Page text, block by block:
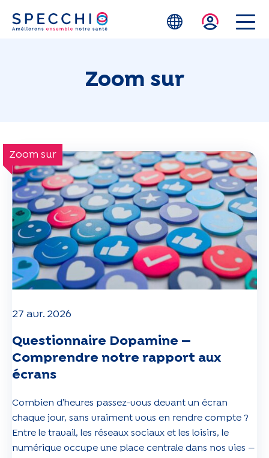
Skip to main content
Zoom sur
Zoom sur
27 avr. 2026
Questionnaire Dopamine —
Comprendre notre rapport aux
écrans
Combien d’heures passez-vous devant un écran
chaque jour, sans vraiment vous en rendre compte ?
Entre le travail, les réseaux sociaux et les loisirs, le
numérique occupe une place centrale dans nos vies —